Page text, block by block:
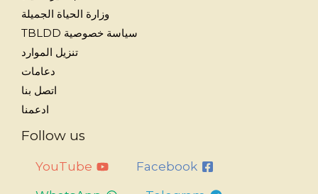
وزارة الحياة الجميلة
سياسة خصوصية TBLDD
تنزيل الموارد
دعامات
اتصل بنا
ادعمنا
Follow us
Facebook
YouTube